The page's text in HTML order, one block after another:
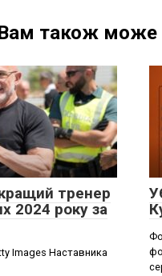
також може
тренер
2024 року за
Images Наставника